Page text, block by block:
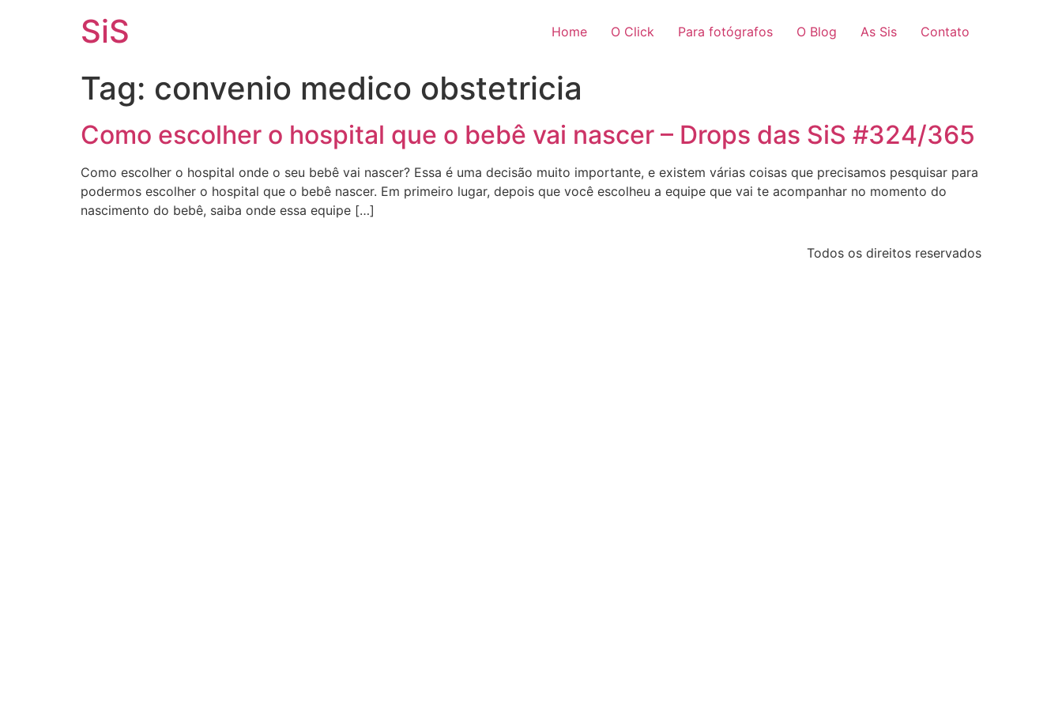
SiS Home O Click Para fotógrafos O Blog As Sis Contato
Tag: convenio medico obstetricia
Como escolher o hospital que o bebê vai nascer – Drops das SiS #324/365
Como escolher o hospital onde o seu bebê vai nascer? Essa é uma decisão muito importante, e existem várias coisas que precisamos pesquisar para
podermos escolher o hospital que o bebê nascer. Em primeiro lugar, depois que você escolheu a equipe que vai te acompanhar no momento do
nascimento do bebê, saiba onde essa equipe […]
Todos os direitos reservados